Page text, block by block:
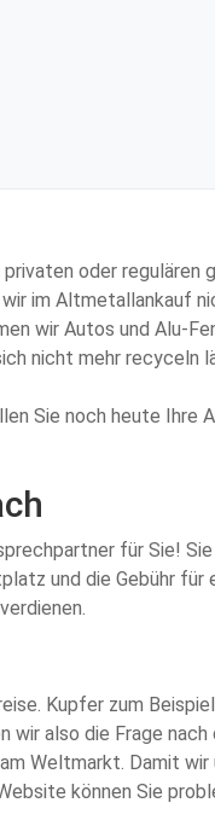
oder regulären
im Altmetallankauf
wir Autos und Alu-
nicht mehr recyceln
Sie noch heute Ihre
für Sie!
und die Gebühr für
Kupfer zum
wir also die Frage
Weltmarkt. Damit
können Sie